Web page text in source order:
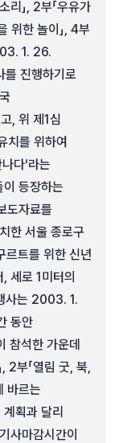
리」, 2부「우유가
위한 놀이」, 4부
1. 26.
진행하기로
, 위 제1심
치를 위하여
다‘라는
등장하는
도자료를
한 서울 종로구
르트를 위한 신년
세로 1미터의
사는 2003. 1.
동안
참석한 가운데
2부「열림 굿, 북,
바르는
획과 달리
사마감시간이